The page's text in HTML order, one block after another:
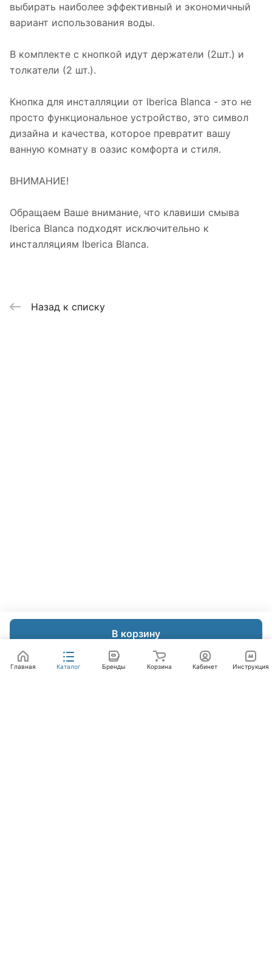
В корзину
выбирать наиболее эффективный и экономичный
вариант использования воды.
В комплекте с кнопкой идут держатели (2шт.) и
толкатели (2 шт.).
Кнопка для инсталляции от Iberica Blanca - это не
просто функциональное устройство, это символ
дизайна и качества, которое превратит вашу
ванную комнату в оазис комфорта и стиля.
ВНИМАНИЕ!
Обращаем Ваше внимание, что клавиши смыва
Iberica Blanca подходят исключительно к
инсталляциям Iberica Blanca.
Назад к списку
Главная Каталог Бренды Корзина Кабинет Инструкция